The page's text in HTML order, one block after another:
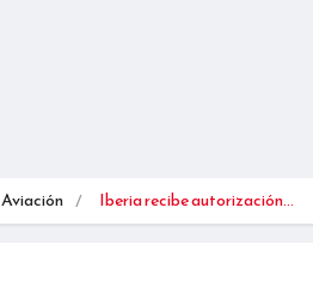
Aviación Iberia recibe autorización…